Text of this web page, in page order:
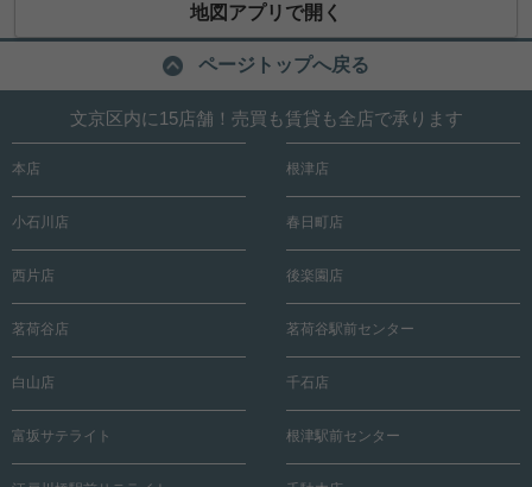
地図アプリで開く
ページトップへ戻る
文京区内に15店舗！売買も賃貸も全店で承ります
本店 根津店
小石川店 春日町店
西片店 後楽園店
茗荷谷店 茗荷谷駅前センター
白山店 千石店
富坂サテライト 根津駅前センター